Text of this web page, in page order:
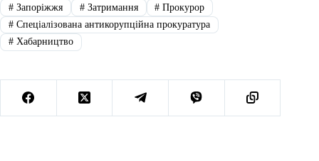
#Запоріжжя #Затримання # Прокурор
#Спеціалізована антикорупційна прокуратура
#Хабарництво